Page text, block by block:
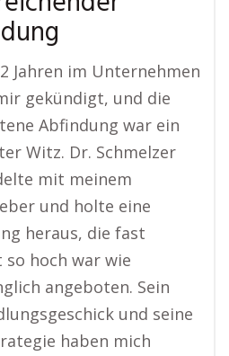
Jahren im Unternehmen
gekündigt, und die
Abfindung war ein
Witz. Dr. Schmelzer
mit meinem
und holte eine
heraus, die fast
hoch war wie
angeboten. Sein
und seine
haben mich